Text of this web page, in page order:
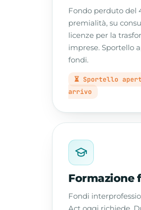
Fondo perduto del
premialità, su
licenze per la
imprese. Sportello
fondi.
⏳ Sportello
arrivo
Formazione
Fondi